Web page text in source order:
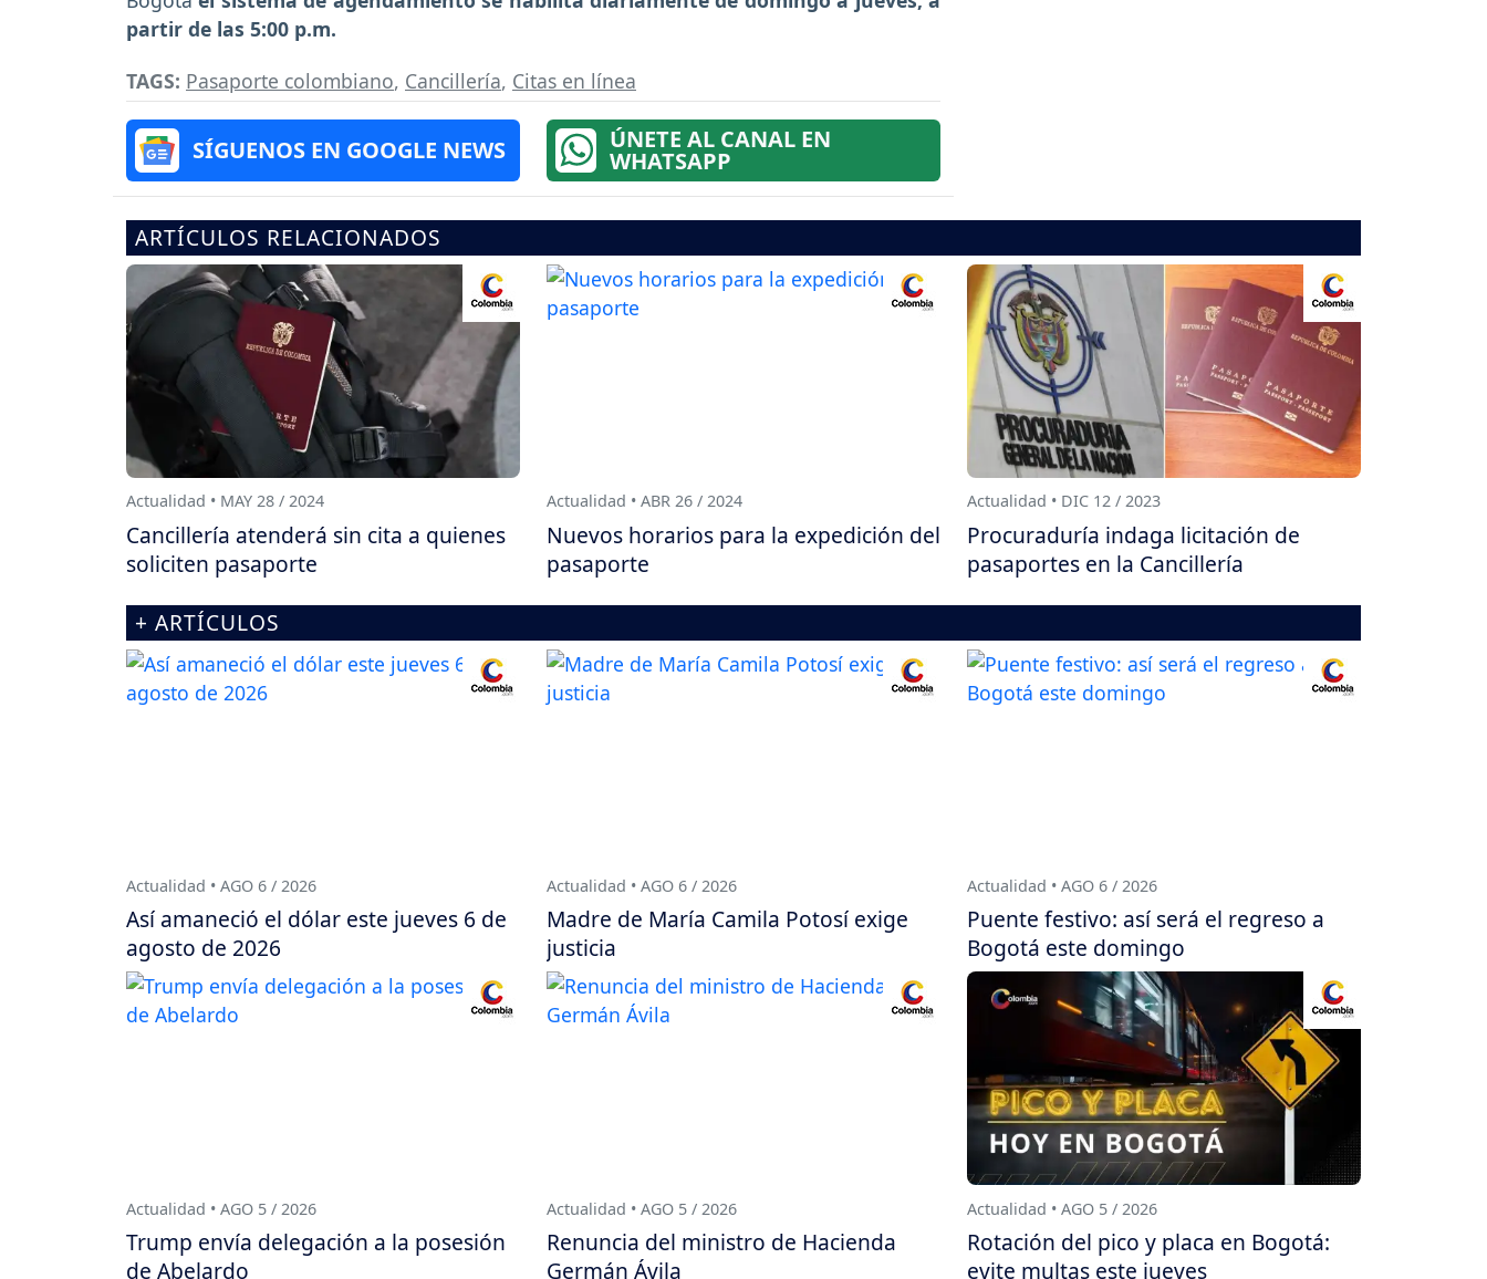
partir de las 5:00 p.m.
TAGS: Pasaporte colombiano, Cancillería, Citas en línea
SÍGUENOS EN GOOGLE NEWS ÚNETE AL CANAL EN
WHATSAPP
ARTÍCULOS RELACIONADOS
Actualidad • MAY 28 / 2024
Cancillería atenderá sin cita a quienes
soliciten pasaporte
Actualidad • ABR 26 / 2024
Nuevos horarios para la expedición del
pasaporte
Actualidad • DIC 12 / 2023
Procuraduría indaga licitación de
pasaportes en la Cancillería
+ ARTÍCULOS
Actualidad • AGO 6 / 2026
Así amaneció el dólar este jueves 6 de
agosto de 2026
Actualidad • AGO 6 / 2026
Madre de María Camila Potosí exige
justicia
Actualidad • AGO 6 / 2026
Puente festivo: así será el regreso a
Bogotá este domingo
Actualidad • AGO 5 / 2026
Trump envía delegación a la posesión
de Abelardo
Actualidad • AGO 5 / 2026
Renuncia del ministro de Hacienda
Germán Ávila
Actualidad • AGO 5 / 2026
Rotación del pico y placa en Bogotá:
evite multas este jueves